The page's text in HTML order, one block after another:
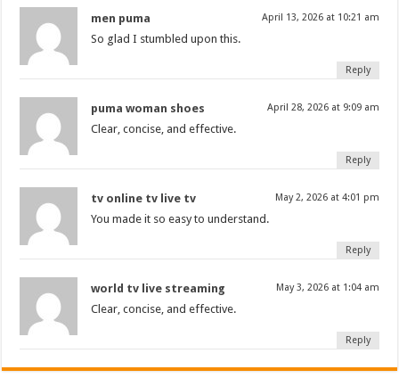
men puma April 13, 2026 at 10:21 am
So glad I stumbled upon this.
Reply
puma woman shoes April 28, 2026 at 9:09 am
Clear, concise, and effective.
Reply
tv online tv live tv May 2, 2026 at 4:01 pm
You made it so easy to understand.
Reply
world tv live streaming May 3, 2026 at 1:04 am
Clear, concise, and effective.
Reply